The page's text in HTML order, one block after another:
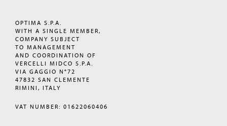
OPTIMA S.P.A.
WITH A SINGLE MEMBER,
COMPANY SUBJECT
TO MANAGEMENT
AND COORDINATION OF
VERCELLI MIDCO S.P.A.
VIA GAGGIO N°72
47832 SAN CLEMENTE
RIMINI, ITALY
VAT NUMBER: 01622060406